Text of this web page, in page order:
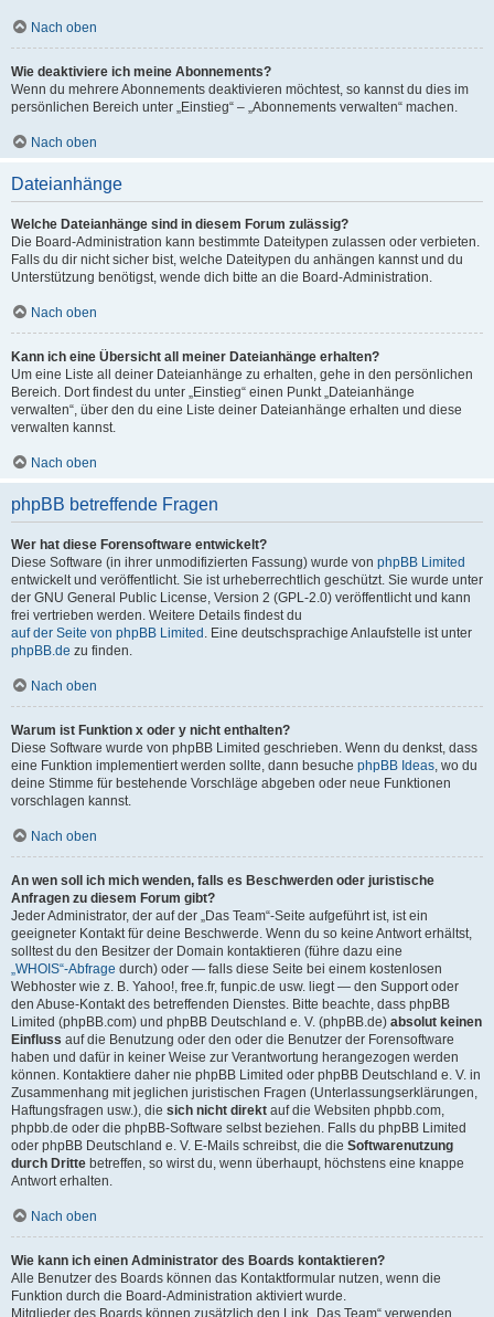
Nach oben
Wie deaktiviere ich meine Abonnements?
Wenn du mehrere Abonnements deaktivieren möchtest, so kannst du dies im
persönlichen Bereich unter „Einstieg“ – „Abonnements verwalten“ machen.
Nach oben
Dateianhänge
Welche Dateianhänge sind in diesem Forum zulässig?
Die Board-Administration kann bestimmte Dateitypen zulassen oder verbieten.
Falls du dir nicht sicher bist, welche Dateitypen du anhängen kannst und du
Unterstützung benötigst, wende dich bitte an die Board-Administration.
Nach oben
Kann ich eine Übersicht all meiner Dateianhänge erhalten?
Um eine Liste all deiner Dateianhänge zu erhalten, gehe in den persönlichen
Bereich. Dort findest du unter „Einstieg“ einen Punkt „Dateianhänge
verwalten“, über den du eine Liste deiner Dateianhänge erhalten und diese
verwalten kannst.
Nach oben
phpBB betreffende Fragen
Wer hat diese Forensoftware entwickelt?
Diese Software (in ihrer unmodifizierten Fassung) wurde von phpBB Limited
entwickelt und veröffentlicht. Sie ist urheberrechtlich geschützt. Sie wurde unter
der GNU General Public License, Version 2 (GPL-2.0) veröffentlicht und kann
frei vertrieben werden. Weitere Details findest du
auf der Seite von phpBB Limited . Eine deutschsprachige Anlaufstelle ist unter
phpBB.de zu finden.
Nach oben
Warum ist Funktion x oder y nicht enthalten?
Diese Software wurde von phpBB Limited geschrieben. Wenn du denkst, dass
eine Funktion implementiert werden sollte, dann besuche phpBB Ideas, wo du
deine Stimme für bestehende Vorschläge abgeben oder neue Funktionen
vorschlagen kannst.
Nach oben
An wen soll ich mich wenden, falls es Beschwerden oder juristische
Anfragen zu diesem Forum gibt?
Jeder Administrator, der auf der „Das Team“-Seite aufgeführt ist, ist ein
geeigneter Kontakt für deine Beschwerde. Wenn du so keine Antwort erhältst,
solltest du den Besitzer der Domain kontaktieren (führe dazu eine
„WHOIS“-Abfrage durch) oder — falls diese Seite bei einem kostenlosen
Webhoster wie z. B. Yahoo!, free.fr, funpic.de usw. liegt — den Support oder
den Abuse-Kontakt des betreffenden Dienstes. Bitte beachte, dass phpBB
Limited (phpBB.com) und phpBB Deutschland e. V. (phpBB.de) absolut keinen
Einfluss auf die Benutzung oder den oder die Benutzer der Forensoftware
haben und dafür in keiner Weise zur Verantwortung herangezogen werden
können. Kontaktiere daher nie phpBB Limited oder phpBB Deutschland e. V. in
Zusammenhang mit jeglichen juristischen Fragen (Unterlassungserklärungen,
Haftungsfragen usw.), die sich nicht direkt auf die Websiten phpbb.com,
phpbb.de oder die phpBB-Software selbst beziehen. Falls du phpBB Limited
oder phpBB Deutschland e. V. E-Mails schreibst, die die Softwarenutzung
durch Dritte betreffen, so wirst du, wenn überhaupt, höchstens eine knappe
Antwort erhalten.
Nach oben
Wie kann ich einen Administrator des Boards kontaktieren?
Alle Benutzer des Boards können das Kontaktformular nutzen, wenn die
Funktion durch die Board-Administration aktiviert wurde.
Mitglieder des Boards können zusätzlich den Link „Das Team“ verwenden.